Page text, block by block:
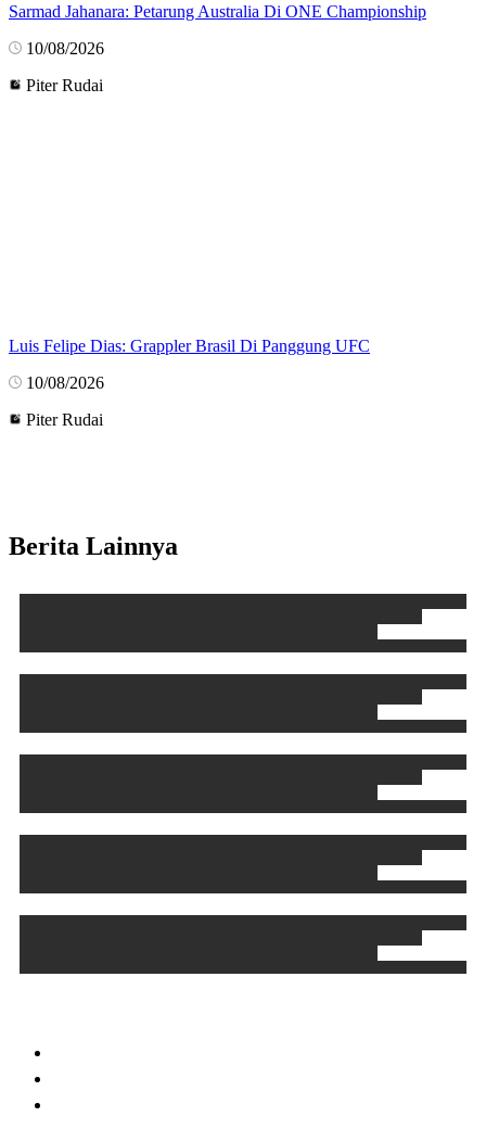
Sarmad Jahanara: Petarung Australia Di ONE Championship
10/08/2026
Piter Rudai
Luis Felipe Dias: Grappler Brasil Di Panggung UFC
10/08/2026
Piter Rudai
Berita Lainnya